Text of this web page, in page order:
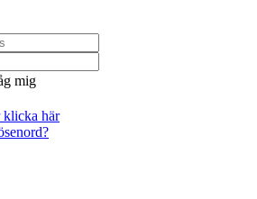
mig
klicka här